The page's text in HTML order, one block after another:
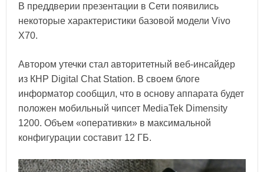
В преддверии презентации в Сети появились
некоторые характеристики базовой модели Vivo
X70.
Автором утечки стал авторитетный веб-инсайдер
из КНР Digital Chat Station. В своем блоге
информатор сообщил, что в основу аппарата будет
положен мобильный чипсет MediaTek Dimensity
1200. Объем «оперативки» в максимальной
конфигурации составит 12 ГБ.